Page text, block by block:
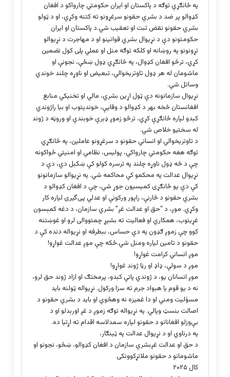
په ځانګړې توګه د پاکستان او ایران حکومتي چارواکو د افغان
کډوالو پر ضد د بشري حقونو سرغړونو ته کتنه وکړي، او د ټولو
بشري حقونو نقض ثبت او تعقیب شي.د پاکستان او ایران
حکومتونو دې د نړیوال بشري قوانینو او د مهاجرت د نړیوالو
تړونونو په روښانه او کلکه توګه منل او عملي پلی کول تضمین
کړي، ترڅو افغان کډوال، په ځانګړي ډول ښځې، نجونې او
ماشومان له هر ډول تاوتریخوالي، تبعیض او ناوړه چلند خوندي
وساتل شي.
نړیوال سازمانونه دې ټول اړین بشري، مالي او تخنیکي منابع
افغانستان څخه بهر د کډوالو د وقایې، خوندیتوب او بیا راژوندي
کېدو لپاره ځانګړې کړي، ترڅو زموږ ډېرې خوېندې او وروڼه د ژوند
له سختیو خلاص شي.
د تاوتریخوالي او انساني حقونو د سرغړونو عاملین، په ځانګړي
توګه هغه حکومتي چارواکي، پوليس، نظامي او امنيتي ځواکونه
چې د څه ډول ناوړه چلند په ترسره کولو کې ښکېل دي، دې د
نړیوال عدالت په محکمو کې محاکمه شي. په نړیوالو سازمانونو
کې دې یو ځانګړی کميسيون جوړ شي، چې د افغان کډوالو د
بشري حقونو د څارنې، راپور ورکونې او عدلي پی‌گیری لپاره کار
وکړي. موږ، د “حق او عدالت غږ” بشري سازمان، د دغه کمېسون
غړیتوب، همکاري او فعالیت ته بشپړ چمتووالی لرو او غوښتنه
کوو چې زموږ ګډون په دې حساس، بېطرفه او نړیواله دنده کې د
حقونو د تامین لپاره ومنل شي.ځکه چې موږ عدالت غواړو!
موږ انساني کرامت غواړو!
موږ د سولې، ډاډ او رڼا ژوند غواړو!
موږ انسانان یو، د ژوندي پاتې کېدو، پرمختګ او ازاد ژوند حق لرو،
نه د یو قوم یا هېواد جرم ته سزا ورکول. نړیواله ټولنه باید
مسؤلیت ومني او دا غمیزه نه وهڅوي او باید د بشري حقونو د
اصالت بنسټ وپالي. په نړیواله توګه زموږ د غږ اورېدلو او د
بې‌وزلو افغانانو د حقونو لپاره سمدلاسه اقدام ته اړتیا ده.
په درناوي او د نړیوال عدالت په ټینګار،
د حق او عدالت غږبشري سازمان د افغان کډوالو، ښځو، نجونو او
ماشومانو د حقونو ملاتړکوونکی
کال ۲۰۲۵